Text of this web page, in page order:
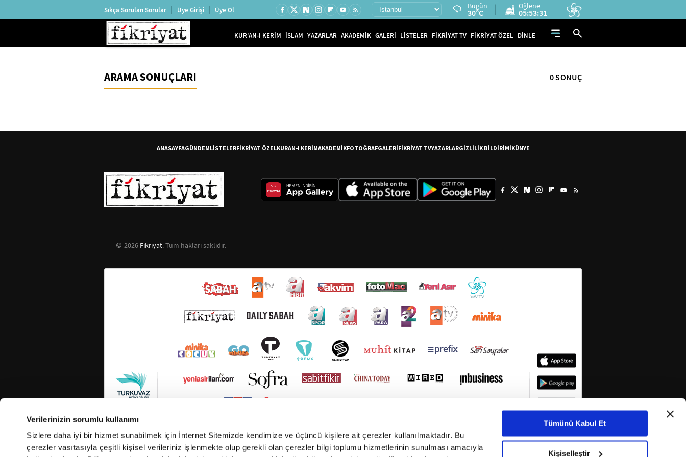
Verilerinizin sorumlu kullanımı
Sizlere daha iyi bir hizmet sunabilmek için İnternet Sitemizde kendimize ve üçüncü kişilere ait çerezler kullanılmaktadır. Bu
çerezler vasıtasıyla çeşitli kişisel verileriniz işlenmekte olup gerekli olan çerezler bilgi toplumu hizmetlerinin sunulması amacıyla
Tümünü Kabul Et
Kişiselleştir
Sıkça Sorulan Sorular Üye Girişi Üye Ol Bugün
30°C
Öğlene
05:53:31
KUR'AN-I KERİM İSLAM YAZARLAR AKADEMİK GALERİ LİSTELER FİKRİYAT TV FİKRİYAT ÖZEL DİNLE
ARAMA SONUÇLARI 0 SONUÇ
ANASAYFAGÜNDEMLİSTELERFİKRİYAT ÖZELKURAN-I KERİMAKADEMİKFOTOĞRAFGALERİFİKRİYAT TVYAZARLARGİZLİLİK BİLDİRİMİKÜNYE
2026 Fikriyat. Tüm hakları saklıdır.